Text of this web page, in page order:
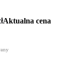
Aktualna cena